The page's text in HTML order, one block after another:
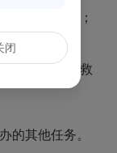
、结算工作；
保险、医疗救
其他任务。
闭